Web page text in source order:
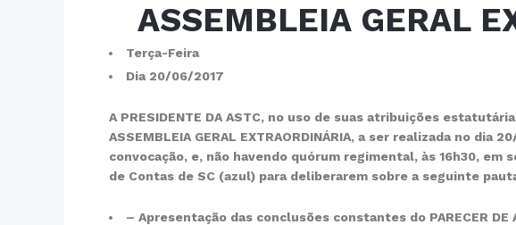
ASSEMBLEIA GERAL
Terça-Feira
Dia 20/06/2017
A PRESIDENTE DA ASTC, no uso de suas atribuições
ASSEMBLEIA GERAL EXTRAORDINÁRIA, a ser realizada no
convocação, e, não havendo quórum regimental, às 16h30, em
de Contas de SC (azul) para deliberarem sobre a seguinte
– Apresentação das conclusões constantes do PARECER DE